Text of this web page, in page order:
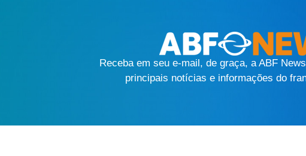
Receba em seu e-mail, de graça, a ABF
principais notícias e informações do